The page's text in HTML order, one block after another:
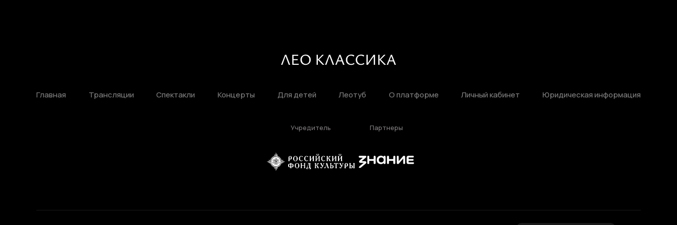
Главная Трансляции Спектакли Концерты Для детей Леотуб О платформе Личный кабинет Юридическая информация
Учредитель Партнеры